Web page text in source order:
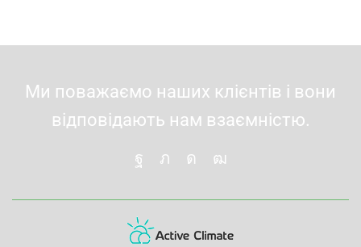
Ми поважаємо наших клієнтів і вони
відповідають нам взаємністю.